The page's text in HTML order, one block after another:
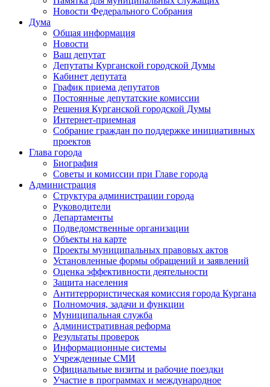
Новости Федерального Cобрания
Дума
Общая информация
Новости
Ваш депутат
Депутаты Курганской городской Думы
Кабинет депутата
График приема депутатов
Постоянные депутатские комиссии
Решения Курганской городской Думы
Интернет-приемная
Собрание граждан по поддержке инициативных
проектов
Глава города
Биография
Советы и комиссии при Главе города
Администрация
Структура администрации города
Руководители
Департаменты
Подведомственные организации
Объекты на карте
Проекты муниципальных правовых актов
Установленные формы обращений и заявлений
Оценка эффективности деятельности
Защита населения
Антитеррористическая комиссия города Кургана
Полномочия, задачи и функции
Муниципальная служба
Административная реформа
Результаты проверок
Информационные системы
Учрежденные СМИ
Официальные визиты и рабочие поездки
Участие в программах и международное